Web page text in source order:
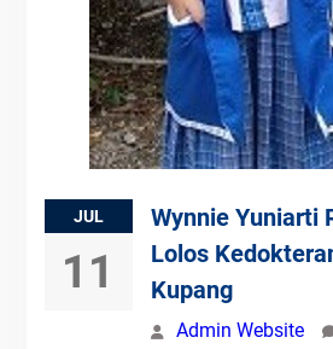
JUL
11
Wynnie Yuniarti
Lolos
Kupang
Admin Website